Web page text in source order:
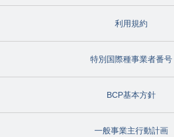
利用規約
特別国際種事業者番号
BCP基本方針
一般事業主行動計画